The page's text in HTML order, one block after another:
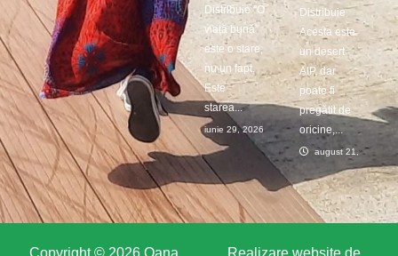
Distribuie ”O
viață bună”
este o stare,
nu un fapt.
Este
starea...
iunie 29, 2026
Distribuie
Acesta este
un desert
AIP, dar
poate fi
pregătit de
oricine,...
august 21, 2025